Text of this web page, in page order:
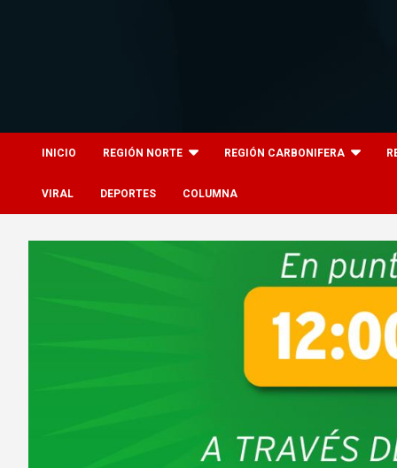
INICIO REGIÓN NORTE REGIÓN CARBONIFERA
VIRAL DEPORTES COLUMNA